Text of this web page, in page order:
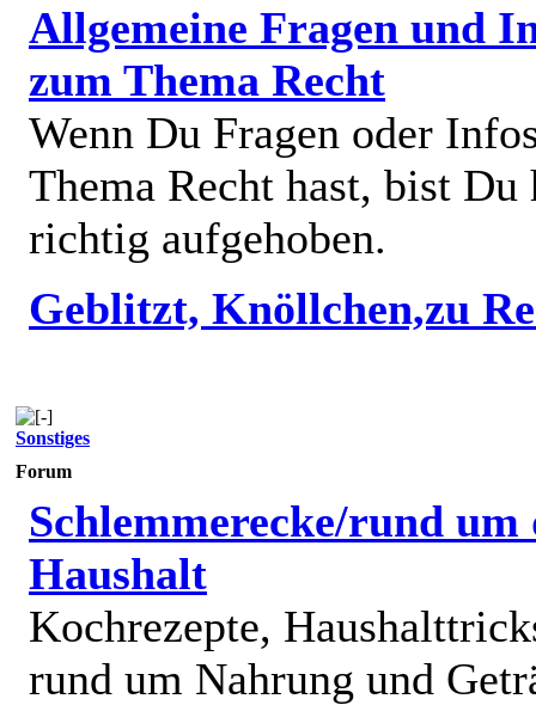
Allgemeine Fragen und
zum Thema Recht
Wenn Du Fragen oder
Thema Recht hast, bist Du
richtig aufgehoben.
Geblitzt, Knöllchen,zu
Sonstiges
Forum
Schlemmerecke/rund um
Haushalt
Kochrezepte,
rund um Nahrung und